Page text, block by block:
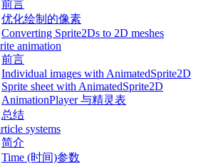
前言
优化绘制的像素
Converting Sprite2Ds to 2D meshes
animation
前言
Individual images with AnimatedSprite2D
Sprite sheet with AnimatedSprite2D
AnimationPlayer 与精灵表
总结
systems
简介
Time (时间)参数